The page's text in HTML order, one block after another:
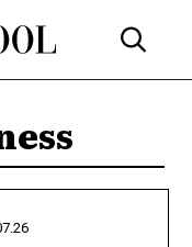
- ShoppingΝύχια